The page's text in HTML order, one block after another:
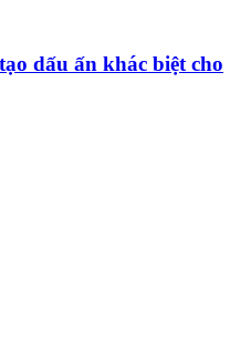
dấu ấn khác biệt cho